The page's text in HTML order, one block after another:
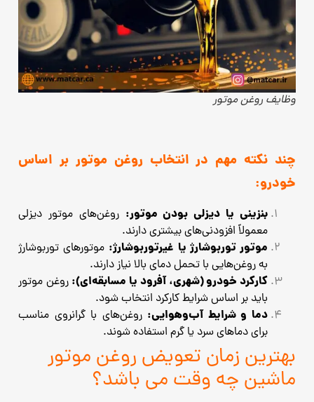
وظایف روغن موتور
چند نکته مهم در انتخاب روغن موتور بر اساس
خودرو:
بنزینی یا دیزلی بودن موتور: روغن‌های موتور دیزلی
معمولاً افزودنی‌های بیشتری دارند.
موتور توربوشارژ یا غیرتوربوشارژ: موتورهای توربوشارژ
به روغن‌هایی با تحمل دمای بالا نیاز دارند.
کارکرد خودرو (شهری، آفرود یا مسابقه‌ای): روغن موتور
باید بر اساس شرایط کارکرد انتخاب شود.
دما و شرایط آب‌وهوایی: روغن‌های با گرانروی مناسب
برای دماهای سرد یا گرم استفاده شوند.
بهترین زمان تعویض روغن موتور
ماشین چه وقت می باشد؟